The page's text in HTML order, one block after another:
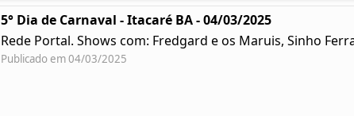
5° Dia de Carnaval - Itacaré BA - 04/03/2025
Rede Portal. Shows com: Fredgard e os Maruis, Sinho
Publicado em 04/03/2025